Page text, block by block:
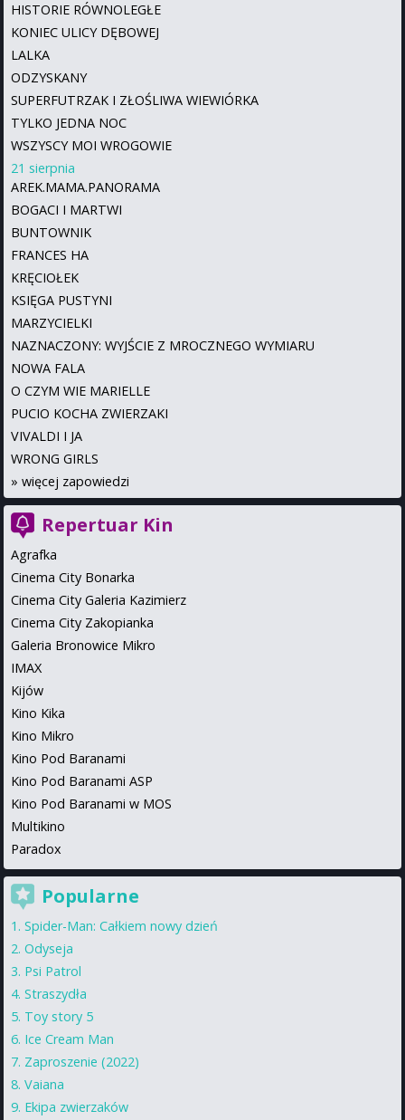
HISTORIE RÓWNOLEGŁE
KONIEC ULICY DĘBOWEJ
LALKA
ODZYSKANY
SUPERFUTRZAK I ZŁOŚLIWA WIEWIÓRKA
TYLKO JEDNA NOC
WSZYSCY MOI WROGOWIE
21 sierpnia
AREK.MAMA.PANORAMA
BOGACI I MARTWI
BUNTOWNIK
FRANCES HA
KRĘCIOŁEK
KSIĘGA PUSTYNI
MARZYCIELKI
NAZNACZONY: WYJŚCIE Z MROCZNEGO WYMIARU
NOWA FALA
O CZYM WIE MARIELLE
PUCIO KOCHA ZWIERZAKI
VIVALDI I JA
WRONG GIRLS
» więcej zapowiedzi
Repertuar Kin
Agrafka
Cinema City Bonarka
Cinema City Galeria Kazimierz
Cinema City Zakopianka
Galeria Bronowice Mikro
IMAX
Kijów
Kino Kika
Kino Mikro
Kino Pod Baranami
Kino Pod Baranami ASP
Kino Pod Baranami w MOS
Multikino
Paradox
Popularne
Spider-Man: Całkiem nowy dzień
Odyseja
Psi Patrol
Straszydła
Toy story 5
Ice Cream Man
Zaproszenie (2022)
Vaiana
Ekipa zwierzaków